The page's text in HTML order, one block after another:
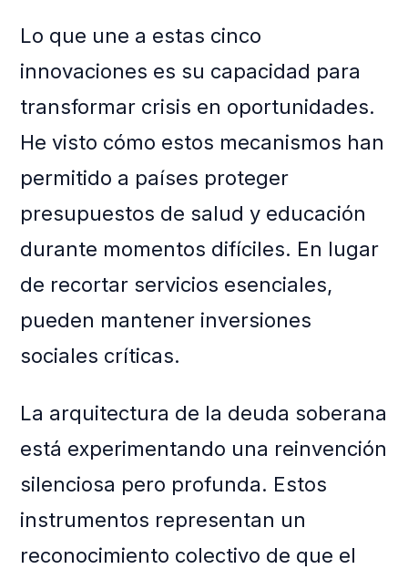
Lo que une a estas cinco
innovaciones es su capacidad para
transformar crisis en oportunidades.
He visto cómo estos mecanismos han
permitido a países proteger
presupuestos de salud y educación
durante momentos difíciles. En lugar
de recortar servicios esenciales,
pueden mantener inversiones
sociales críticas.
La arquitectura de la deuda soberana
está experimentando una reinvención
silenciosa pero profunda. Estos
instrumentos representan un
reconocimiento colectivo de que el